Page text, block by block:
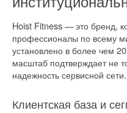
Hoist Fitness — это бренд,
профессионалы по всему
установлено в более чем
масштаб подтверждает не
надежность сервисной сети.
Клиентская база и